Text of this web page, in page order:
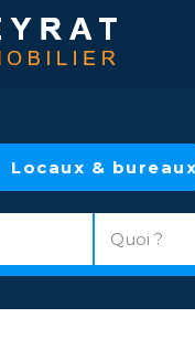
Locaux & bureaux